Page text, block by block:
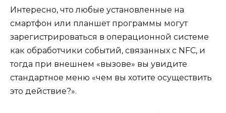
Интересно, что любые установленные на
смартфон или планшет программы могут
зарегистрироваться в операционной системе
как обработчики событий, связанных с NFC, и
тогда при внешнем «вызове» вы увидите
стандартное меню «чем вы хотите осуществить
это действие?».